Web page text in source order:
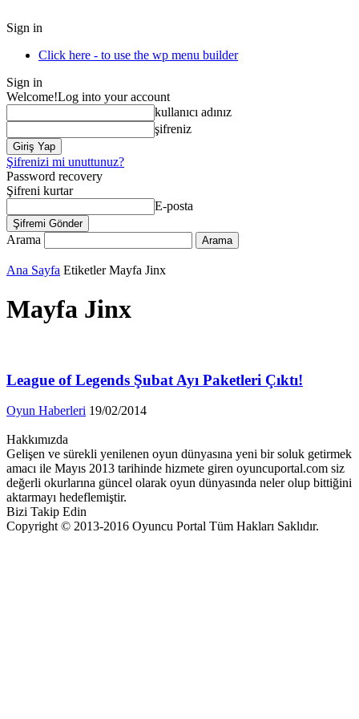
Sign in
Click here - to use the wp menu builder
Sign in
Welcome!Log into your account
kullanıcı adınız
şifreniz
Şifrenizi mi unuttunuz?
Password recovery
Şifreni kurtar
E-posta
Arama
Ana Sayfa Etiketler Mayfa Jinx
Mayfa Jinx
League of Legends Şubat Ayı Paketleri Çıktı!
Oyun Haberleri 19/02/2014
Hakkımızda
Gelişen ve sürekli yenilenen oyun dünyasına yeni bir soluk getirmek
amacı ile Mayıs 2013 tarihinde hizmete giren oyuncuportal.com siz
değerli okurlarına güncel olarak oyun dünyasında neler olup bittiğini
aktarmayı hedeflemiştir.
Bizi Takip Edin
Copyright © 2013-2016 Oyuncu Portal Tüm Hakları Saklıdır.